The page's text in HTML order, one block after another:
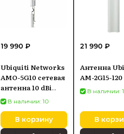
19 990 ₽
Ubiquiti Networks
AMO-5G10 сетевая
антенна 10 dBi
Секторная
антенна
В наличии: 10
В корзину
21 990 ₽
Антенна
AM-2G15-120
В наличии:
В